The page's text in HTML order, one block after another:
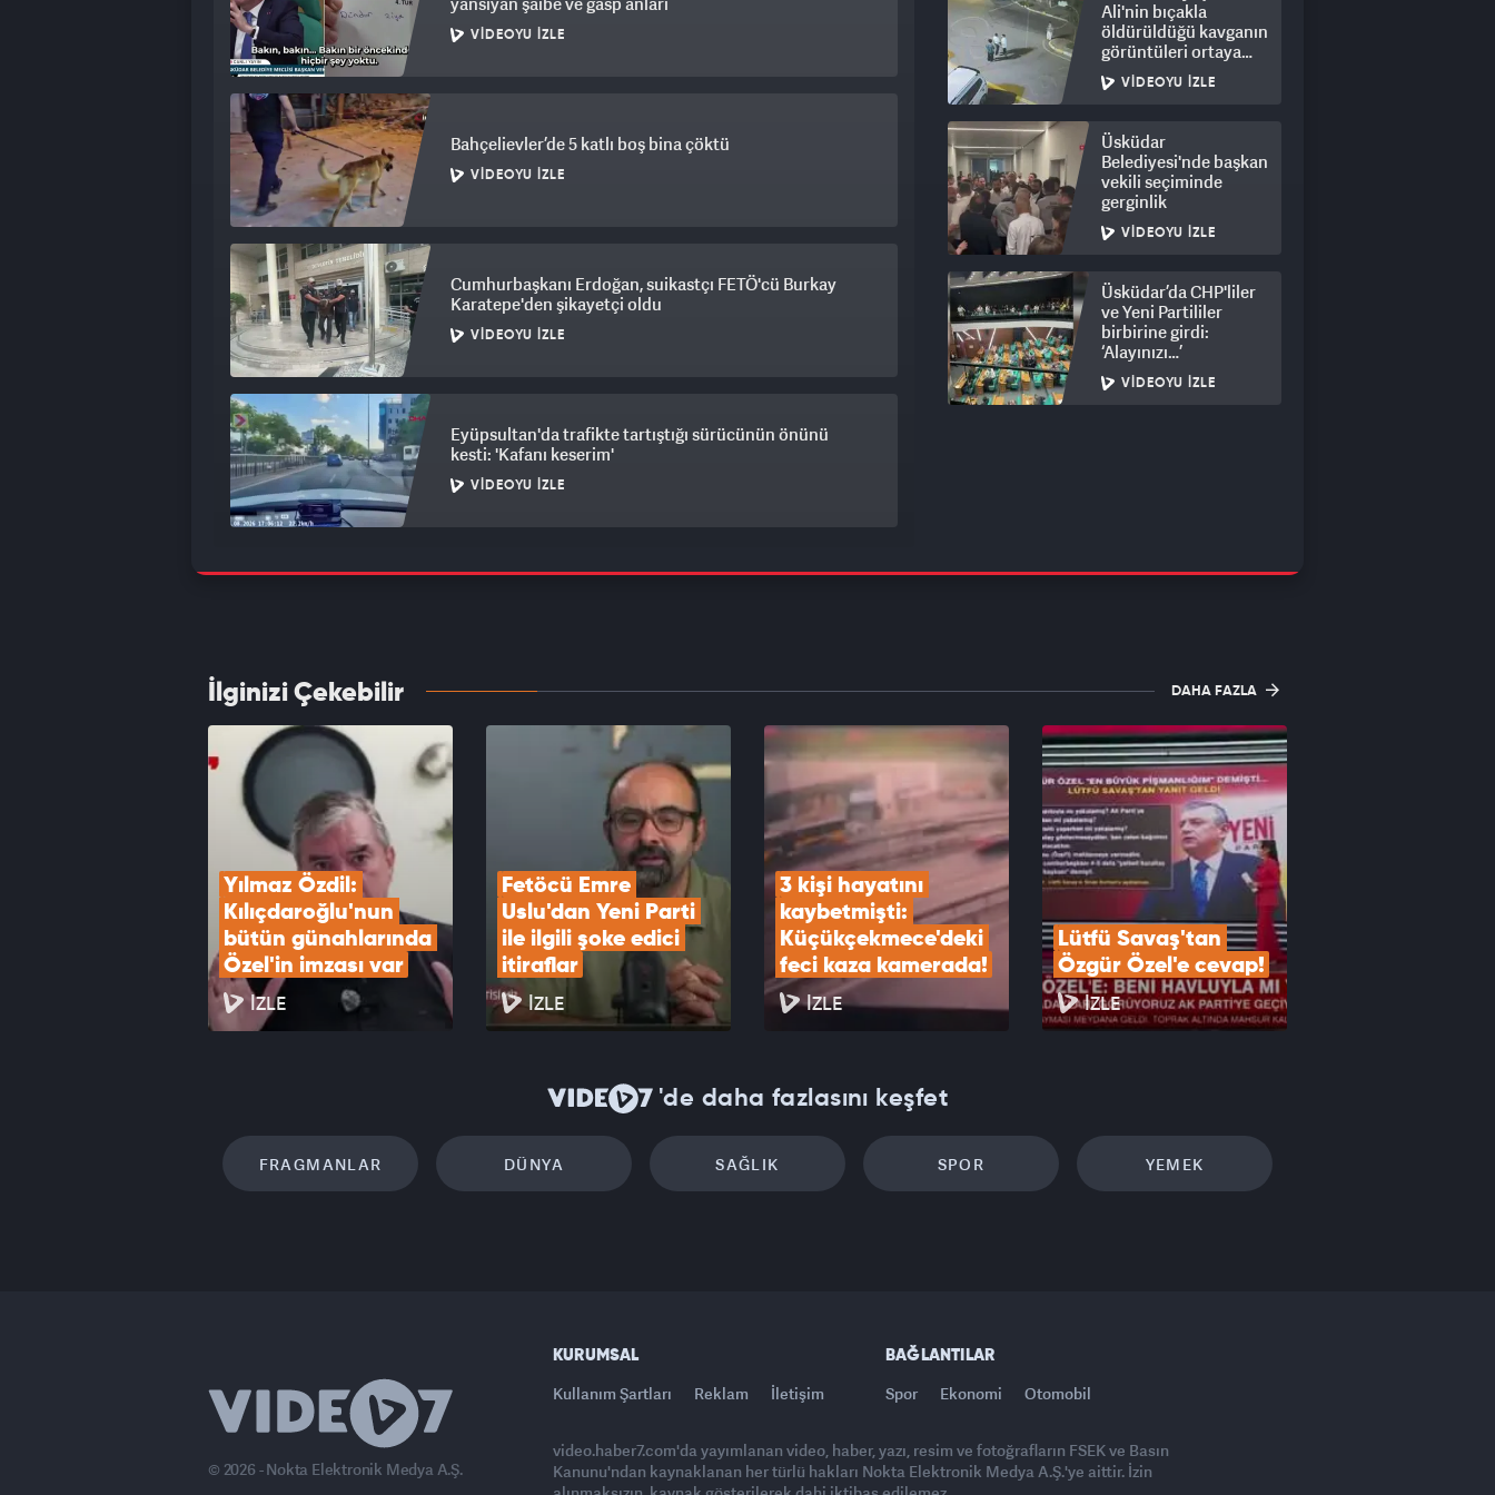
çalıştırıyorlar. Bunu tabii kabullenmek mümkün değil. Onların anlayacağı dil neyse biz
parantez açarak o dille konuşuyoruz. Anlıyorum ki onlar da anlıyor.
VIDEOYU İZLE
Bahçelievler’de 5 katlı boş bina çöktü
VIDEOYU İZLE
Cumhurbaşkanı Erdoğan, suikastçı FETÖ'cü Burkay
Karatepe'den şikayetçi oldu
VIDEOYU İZLE
Eyüpsultan'da trafikte tartıştığı sürücünün önünü
kesti: 'Kafanı keserim'
VIDEOYU İZLE
Menderes Belediye Başkanı İlkay Çiçek'in skandal
mesajları ortaya çıktı
Ali'nin bıçakla
öldürüldüğü kavganın
görüntüleri ortaya
çıktı: 8 gözaltı
VIDEOYU İZLE
Üsküdar
Belediyesi'nde başkan
vekili seçiminde
gerginlik
VIDEOYU İZLE
Üsküdar’da CHP'liler
ve Yeni Partililer
birbirine girdi:
‘Alayınızı…’
VIDEOYU İZLE
İlginizi Çekebilir DAHA FAZLA
Yılmaz Özdil:
Kılıçdaroğlu'nun
bütün günahlarında
Özel'in imzası var
İZLE
Fetöcü Emre
Uslu'dan Yeni Parti
ile ilgili şoke edici
itiraflar
İZLE
3 kişi hayatını
kaybetmişti:
Küçükçekmece'deki
feci kaza kamerada!
İZLE
Lütfü Savaş'tan
Özgür Özel'e cevap!
İZLE
'de daha fazlasını keşfet
FRAGMANLAR DÜNYA SAĞLIK SPOR YEMEK
© 2026 - Nokta Elektronik Medya A.Ş.
KURUMSAL
Kullanım Şartları Reklam İletişim
BAĞLANTILAR
Spor Ekonomi Otomobil
video.haber7.com'da yayımlanan video, haber, yazı, resim ve fotoğrafların FSEK ve Basın
Kanunu'ndan kaynaklanan her türlü hakları Nokta Elektronik Medya A.Ş.'ye aittir. İzin